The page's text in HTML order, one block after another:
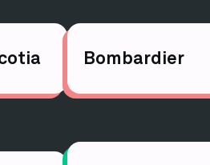
Bombardier